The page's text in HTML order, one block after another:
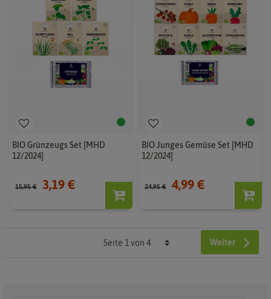
BIO Grünzeugs Set [MHD
12/2024]
15,95 € 3,19 €
BIO Junges Gemüse Set [MHD
12/2024]
24,95 € 4,99 €
Weiter